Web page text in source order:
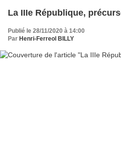
La IIIe République,
Publié le 28/11/2020 à 14:00
Par Henri-Ferreol BILLY